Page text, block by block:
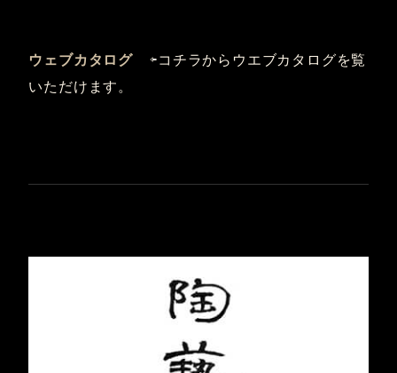
ウェブカタログ ⇦コチラからウエブカタログを覧
いただけます。